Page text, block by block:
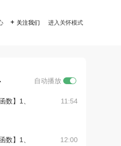
 关注我们 进入关怀模式
自动播放
数】1、
11:54
数】1、
12:00